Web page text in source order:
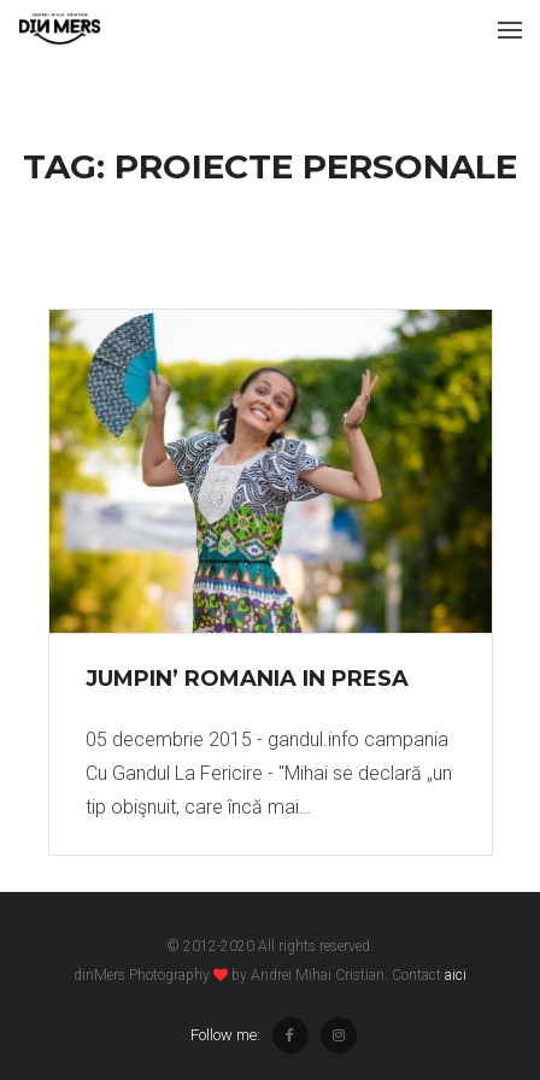
TAG: PROIECTE PERSONALE
JUMPIN’ ROMANIA IN PRESA
05 decembrie 2015 - gandul.info campania
Cu Gandul La Fericire - "Mihai se declară „un
tip obişnuit, care încă mai…
© 2012-2020 All rights reserved.
dinMers Photography
by Andrei Mihai Cristian. Contact aici
Follow me: